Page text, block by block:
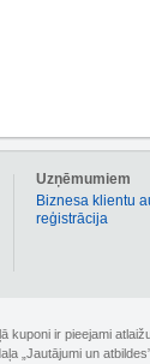
Uzņēmumiem
Biznesa klientu
reģistrācija
ir pieejami
„Jautājumi un